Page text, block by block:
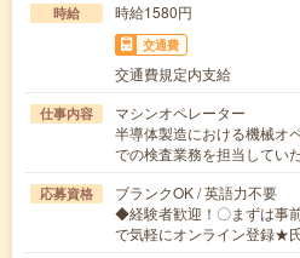
時給 時給1580円
交通費
交通費規定内支給
仕事内容
マシンオペレーター
半導体製造における機械オ
での検査業務を担当してい
応募資格
ブランクOK / 英語力不要
◆経験者歓迎！〇まずは事
で気軽にオンライン登録★